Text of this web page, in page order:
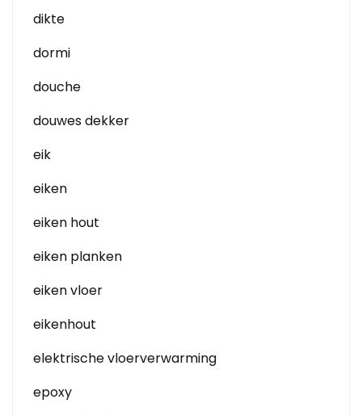
dikte
dormi
douche
douwes dekker
eik
eiken
eiken hout
eiken planken
eiken vloer
eikenhout
elektrische vloerverwarming
epoxy